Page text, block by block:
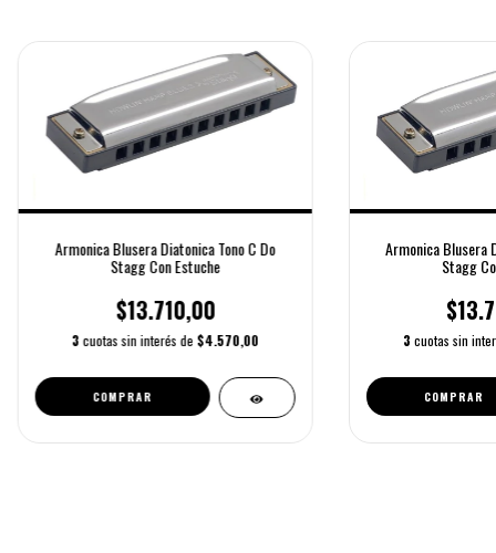
Armonica Blusera Diatonica Tono C Do
Stagg Con Estuche
$13.710,00
3 cuotas sin interés de $4.570,00
Armonica Blusera
Stagg
3 cuotas sin